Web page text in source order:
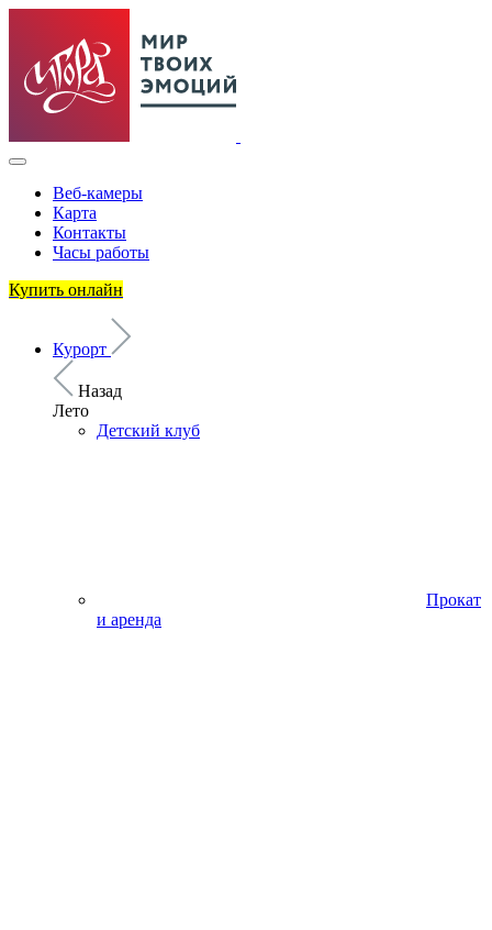
Веб-камеры
Карта
Контакты
Часы работы
Купить онлайн
Курорт
Назад
Лето
Детский клуб
Прокат
и аренда